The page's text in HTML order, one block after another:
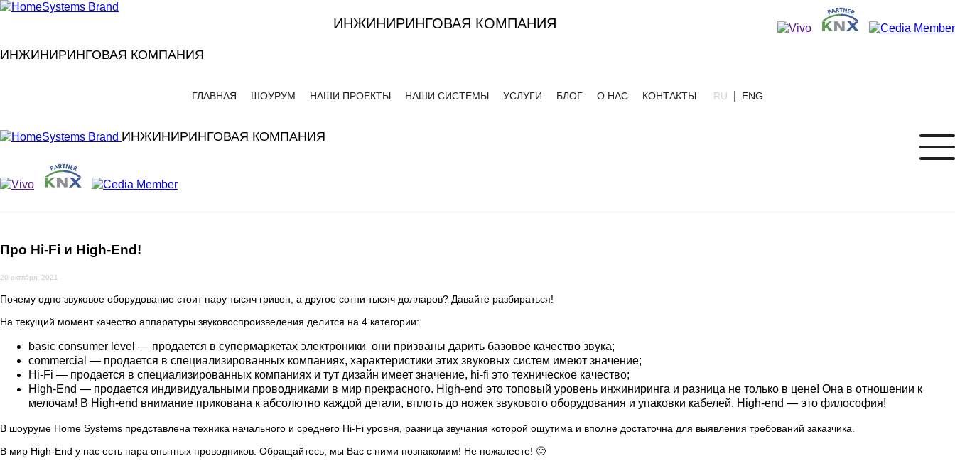
ИНЖИНИРИНГОВАЯ КОМПАНИЯ
ИНЖИНИРИНГОВАЯ КОМПАНИЯ
ГЛАВНАЯ ШОУРУМ НАШИ ПРОЕКТЫ НАШИ СИСТЕМЫ УСЛУГИ БЛОГ О НАС КОНТАКТЫ RU ENG
ИНЖИНИРИНГОВАЯ КОМПАНИЯ
Про Hi-Fi и High-End!
20 октября, 2021
Почему одно звуковое оборудование стоит пару тысяч гривен, а другое сотни тысяч долларов? Давайте разбираться!
На текущий момент качество аппаратуры звуковоспроизведения делится на 4 категории:
basic consumer level — продается в супермаркетах электроники они призваны дарить базовое качество звука;
commercial — продается в специализированных компаниях, характеристики этих звуковых систем имеют значение;
Hi-Fi — продается в специализированных компаниях и тут дизайн имеет значение, hi-fi это техническое качество;
High-End — продается индивидуальными проводниками в мир прекрасного. High-end это топовый уровень инжиниринга и разница не только в цене! Она в отношении к
мелочам! В High-end внимание прикована к абсолютно каждой детали, вплоть до ножек звукового оборудования и упаковки кабелей. High-end — это философия!
В шоуруме Home Systems представлена техника начального и среднего Hi-Fi уровня, разница звучания которой ощутима и вполне достаточна для выявления требований заказчика.
В мир High-End у нас есть пара опытных проводников. Обращайтесь, мы Вас с ними познакомим! Не пожалеете! 🙂